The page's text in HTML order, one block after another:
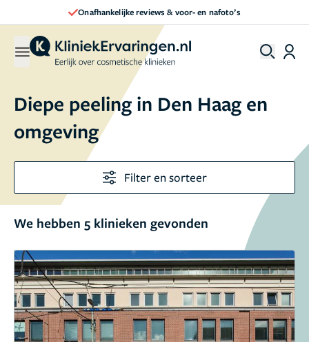
Onafhankelijke reviews & voor- en nafoto’s
Diepe peeling in Den Haag en
omgeving
Filter en sorteer
We hebben 5 klinieken gevonden